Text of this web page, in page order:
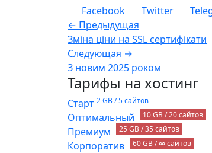
Facebook
Twitter
← Предыдущая
Зміна ціни на SSL сертифікати
Следующая →
З новим 2025 роком
Тарифы на хостинг
Старт 2 GB / 5 сайтов
Оптимальный
10 GB / 20 сайтов
Премиум
25 GB / 35 сайтов
Корпоратив
60 GB / ∞ сайтов